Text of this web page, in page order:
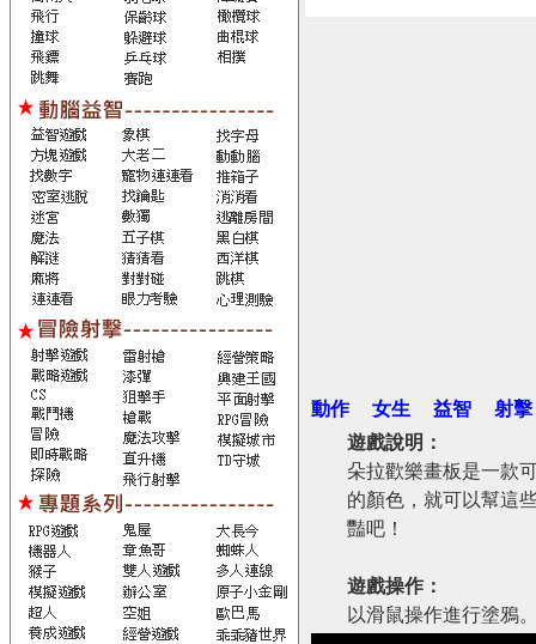
動作 女生 益智
射擊
遊戲說明：
朵拉歡樂畫板是一款
的顏色，就可以幫這
豔吧！
遊戲操作：
以滑鼠操作進行塗鴉